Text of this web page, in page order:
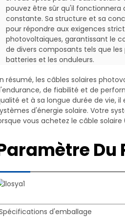
pouvez être sûr qu'il fonctionnera
constante. Sa structure et sa
pour répondre aux exigences
photovoltaïques, garantissant le
de divers composants tels que les
batteries et les onduleurs.
résumé, les câbles solaires
de fiabilité et de
et à sa longue durée de vie,
d'énergie solaire. Votre
vous achetez le câble solaire
Du
d'emballage
Spécification
Section
transversale
Construction du
conducteur
22×0,29 1,58
36×0,29 1,98
56×0,29 2.35
84×0,29
80×0,4 4.6
120×0,4 5.6
276×0,4 8.3